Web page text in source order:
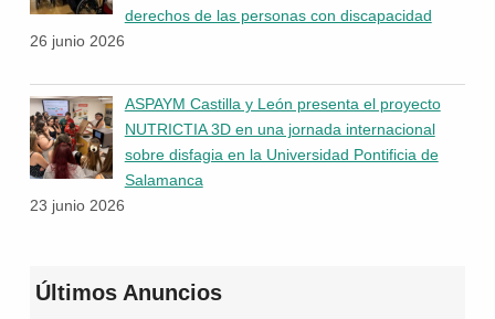
derechos de las personas con discapacidad
26 junio 2026
ASPAYM Castilla y León presenta el proyecto
NUTRICTIA 3D en una jornada internacional
sobre disfagia en la Universidad Pontificia de
Salamanca
23 junio 2026
Últimos Anuncios